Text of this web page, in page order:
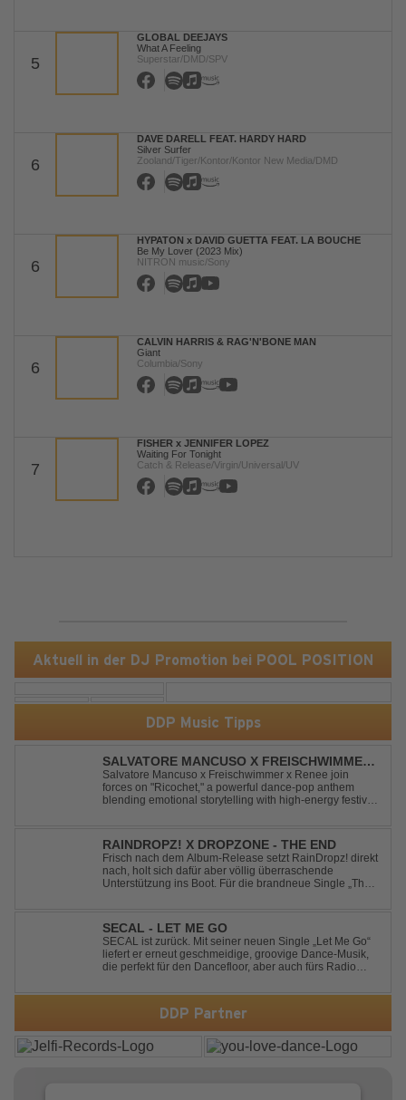
Aktuell in der DJ Promotion bei POOL POSITION
DDP Music Tipps
SALVATORE MANCUSO X FREISCHWIMMER
X RENEE - RICOCHET
Salvatore Mancuso x Freischwimmer x Renee join
forces on "Ricochet," a powerful dance-pop anthem
blending emotional storytelling with high-energy festival
dance experience. Crafted by...
RAINDROPZ! X DROPZONE - THE END
Frisch nach dem Album-Release setzt RainDropz! direkt
nach, holt sich dafür aber völlig überraschende
Unterstützung ins Boot. Für die brandneue Single „The
still war. „The End“ ist ei...
SECAL - LET ME GO
SECAL ist zurück. Mit seiner neuen Single „Let Me Go“
liefert er erneut geschmeidige, groovige Dance-Musik,
die perfekt für den Dancefloor, aber auch fürs Radio
ist. Deep House trifft auf Dance-Pop – man darf
gespannt sein, was als Nächstes...
DDP Partner
5
GLOBAL DEEJAYS
What A Feeling
Superstar/DMD/SPV
6
DAVE DARELL FEAT. HARDY HARD
Silver Surfer
Zooland/Tiger/Kontor/Kontor New Media/DMD
6
HYPATON x DAVID GUETTA FEAT. LA BOUCHE
Be My Lover (2023 Mix)
NITRON music/Sony
6
CALVIN HARRIS & RAG'N'BONE MAN
Giant
Columbia/Sony
7
FISHER x JENNIFER LOPEZ
Waiting For Tonight
Catch & Release/Virgin/Universal/UV